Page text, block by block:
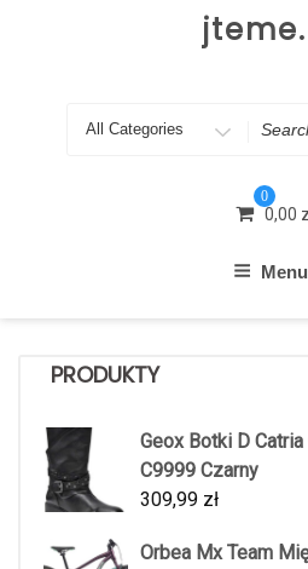
Search
0
0,00
Menu
PRODUKTY
Geox Botki D Catria
C9999 Czarny
309,99 zł
Orbea Mx Team